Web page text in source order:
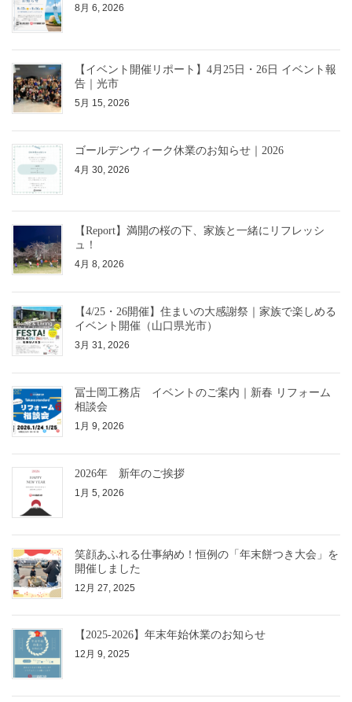
8月 6, 2026
【イベント開催リポート】4月25日・26日 イベント報
告｜光市
5月 15, 2026
ゴールデンウィーク休業のお知らせ｜2026
4月 30, 2026
【Report】満開の桜の下、家族と一緒にリフレッシ
ュ！
4月 8, 2026
【4/25・26開催】住まいの大感謝祭｜家族で楽しめる
イベント開催（山口県光市）
3月 31, 2026
冨士岡工務店 イベントのご案内｜新春 リフォーム
相談会
1月 9, 2026
2026年 新年のご挨拶
1月 5, 2026
笑顔あふれる仕事納め！恒例の「年末餅つき大会」を
開催しました
12月 27, 2025
【2025-2026】年末年始休業のお知らせ
12月 9, 2025